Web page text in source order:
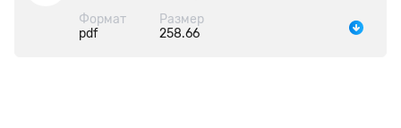
Формат
pdf
Размер
258.66